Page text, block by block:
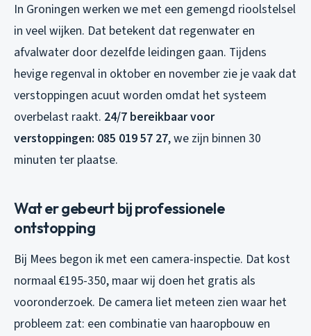
In Groningen werken we met een gemengd rioolstelsel
in veel wijken. Dat betekent dat regenwater en
afvalwater door dezelfde leidingen gaan. Tijdens
hevige regenval in oktober en november zie je vaak dat
verstoppingen acuut worden omdat het systeem
overbelast raakt. 24/7 bereikbaar voor
verstoppingen: 085 019 57 27, we zijn binnen 30
minuten ter plaatse.
Wat er gebeurt bij professionele
ontstopping
Bij Mees begon ik met een camera-inspectie. Dat kost
normaal €195-350, maar wij doen het gratis als
vooronderzoek. De camera liet meteen zien waar het
probleem zat: een combinatie van haaropbouw en